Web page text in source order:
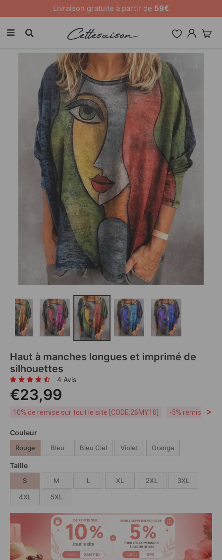
Livraison gratuite à partir de 59€
Haut à manches longues et imprimé de
silhouettes
4 Avis
€23,99
10% de remise sur tout le site [CODE:26MY10] -5% remise dès
>
Couleur
Rouge Bleu Bleu Ciel Violet Orange
Taille
S M L XL 2XL 3XL
4XL 5XL